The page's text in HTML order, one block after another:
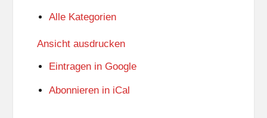
Alle Kategorien
Ansicht ausdrucken
Eintragen in Google
Abonnieren in iCal